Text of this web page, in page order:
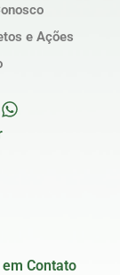
e Ações
em Contato